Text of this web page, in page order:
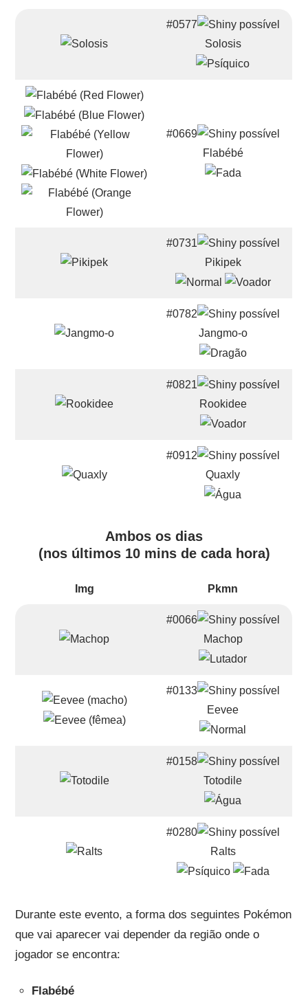
#0577
Solosis
#0669
Flabébé
#0731
Pikipek
#0782
Jangmo-o
#0821
Rookidee
#0912
Quaxly
Ambos os dias
(nos últimos 10 mins de cada hora)
Img Pkmn
#0066
Machop
#0133
Eevee
#0158
Totodile
#0280
Ralts
Durante este evento, a forma dos seguintes Pokémon
que vai aparecer vai depender da região onde o
jogador se encontra:
Flabébé